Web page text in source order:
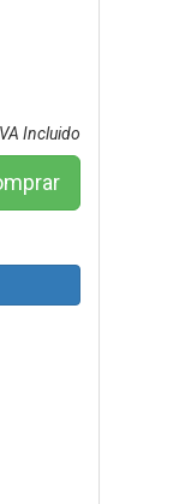
Incluido